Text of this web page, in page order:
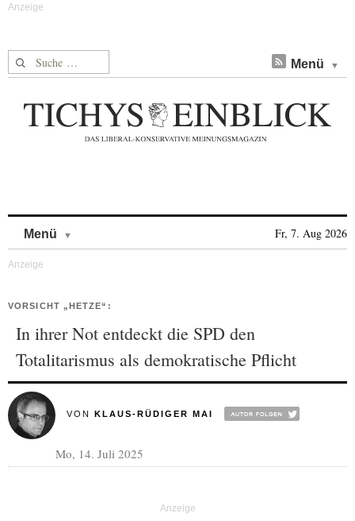
Suche nach: Menü
Menü Fr, 7. Aug 2026
VORSICHT „HETZE“:
In ihrer Not entdeckt die SPD den
Totalitarismus als demokratische Pflicht
VON KLAUS-RÜDIGER MAI
Mo, 14. Juli 2025